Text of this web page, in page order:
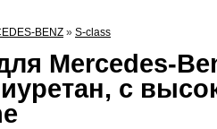
BENZ » S-class
Mercedes-
с